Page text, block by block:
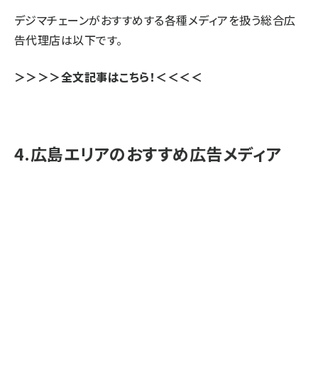
デジマチェーンがおすすめする各種メディアを扱う総合広
告代理店は以下です。
＞＞＞＞全文記事はこちら！＜＜＜＜
4.広島エリアのおすすめ広告メディア